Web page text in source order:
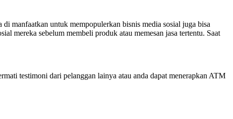
manfaatkan untuk mempopulerkan bisnis media sosial juga bisa
mereka sebelum membeli produk atau memesan jasa tertentu. Saat
testimoni dari pelanggan lainya atau anda dapat menerapkan ATM